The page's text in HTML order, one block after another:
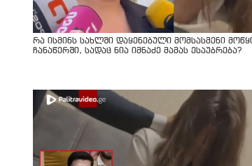
რა ისმინს სახლში დაყენებული მომსასმენი
ჩანაწერში, სადაც ნია იმნაძე მამას ესაუბრება?